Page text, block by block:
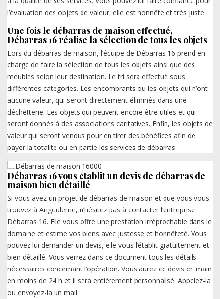
l’évaluation des objets de valeur, elle est honnête et très juste.
Une fois le débarras de maison effectué,
Débarras 16 réalise la sélection de tous les objets
Lors du débarras de maison, l’équipe de Débarras 16 prend en
charge de faire la sélection de tous les objets ainsi que des
meubles selon leur destination. Le tri sera effectué sous
différentes catégories. Les encombrants ou les objets qui n’ont
aucune valeur, qui seront directement éliminés dans une
déchetterie. Les objets qui peuvent encore être utiles et qui
seront donnés à des associations caritatives. Enfin, les objets de
valeur qui seront vendus pour en tirer des bénéfices afin de
payer la totalité ou en partie les services de débarras.
Débarras 16 vous établit un devis de débarras de
maison bien détaillé
Si vous avez un projet de débarras de maison et que vous vous
trouvez à Angouleme, n’hésitez pas à contacter l’entreprise
Débarras 16. Elle vous offre une prestation irréprochable dans le
domaine et estime vos biens avec justesse et honnêteté. Vous
pouvez lui demander un devis, elle vous l’établit gratuitement et
bien détaillé. Vous verrez dans ce document tous les détails
nécessaires concernant l’opération. Vous aurez ce devis en main
en moins de 24 h et il sera entièrement personnalisé. Appelez-la
ou envoyez-la un mail.